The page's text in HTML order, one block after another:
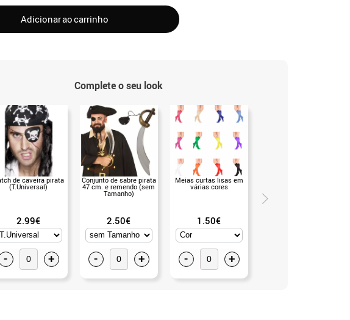
Adicionar ao carrinho
Complete o seu look
de caveira pirata
(T.Universal)
2.99€
- +
Conjunto de sabre pirata
47 cm. e remendo (sem
Tamanho)
2.50€
- +
Meias curtas lisas em
várias cores
1.50€
- +